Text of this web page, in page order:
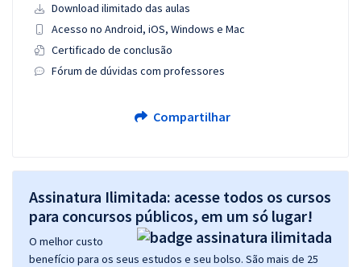
Download ilimitado das aulas
Acesso no Android, iOS, Windows e Mac
Certificado de conclusão
Fórum de dúvidas com professores
Compartilhar
Assinatura Ilimitada: acesse todos os cursos
para concursos públicos, em um só lugar!
O melhor custo
benefício para os seus estudos e seu bolso. São mais de 25